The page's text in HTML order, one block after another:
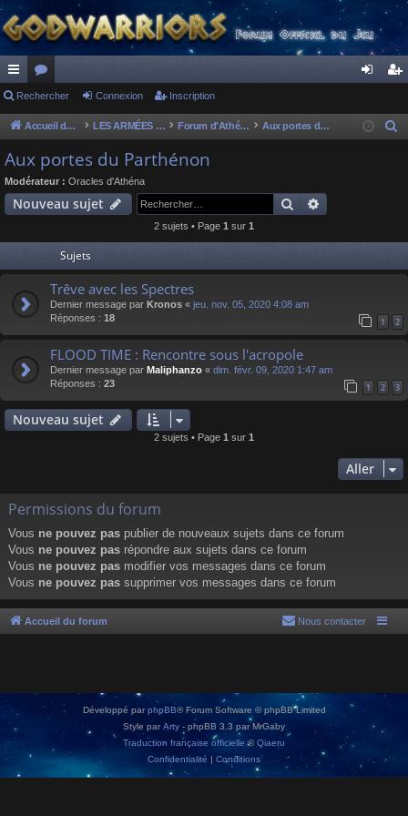
ac
co
ur
ci
or
u
s
ne cri
Rechercher Connexion Inscription
Accueil du forum LES ARMÉES DIVINES - FORUMS DE CLAN Forum d'Athéna Aux portes du Parthénon
c
Aux portes du Parthénon
Modérateur : Oracles d'Athéna
Nouveau sujet Rechercher
2 sujets • Page 1 sur 1
Sujets
Trêve avec les Spectres
Dernier message par Kronos « jeu. nov. 05, 2020 4:08 am
Réponses : 18 1 2
FLOOD TIME : Rencontre sous l'acropole
Dernier message par Maliphanzo « dim. févr. 09, 2020 1:47 am
Réponses : 23 1 2 3
Nouveau sujet
2 sujets • Page 1 sur 1
Aller
Permissions du forum
Vous ne pouvez pas publier de nouveaux sujets dans ce forum
Vous ne pouvez pas répondre aux sujets dans ce forum
Vous ne pouvez pas modifier vos messages dans ce forum
Vous ne pouvez pas supprimer vos messages dans ce forum
Accueil du forum Nous contacter
Développé par phpBB® Forum Software © phpBB Limited
Style parArty - phpBB 3.3 par MrGaby
Traduction française officielle ©Qiaeru
Confidentialité | Conditions